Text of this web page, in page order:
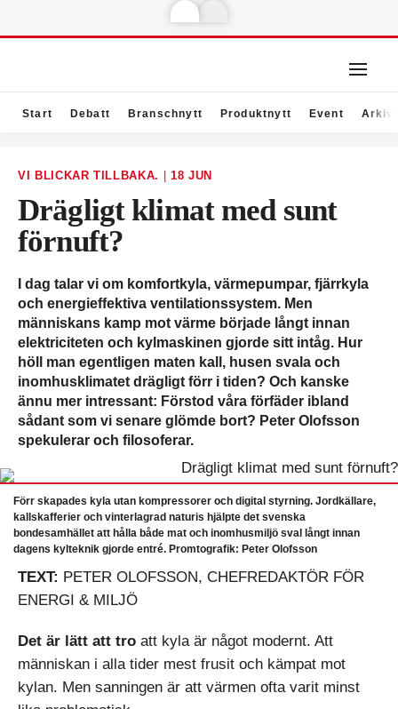
Start Debatt Branschnytt Produktnytt Event Arkiv
VI BLICKAR TILLBAKA. 18 JUN
Drägligt klimat med sunt
förnuft?
I dag talar vi om komfortkyla, värmepumpar, fjärrkyla
och energieffektiva ventilationssystem. Men
människans kamp mot värme började långt innan
elektriciteten och kylmaskinen gjorde sitt intåg. Hur
höll man egentligen maten kall, husen svala och
inomhusklimatet drägligt förr i tiden? Och kanske
ännu mer intressant: Förstod våra förfäder ibland
sådant som vi senare glömde bort? Peter Olofsson
spekulerar och filosoferar.
Förr skapades kyla utan kompressorer och digital styrning. Jordkällare,
kallskafferier och vinterlagrad naturis hjälpte det svenska
bondesamhället att hålla både mat och inomhusmiljö sval långt innan
dagens kylteknik gjorde entré. Promtografik: Peter Olofsson
TEXT: PETER OLOFSSON, CHEFREDAKTÖR FÖR
ENERGI & MILJÖ
Det är lätt att tro att kyla är något modernt. Att
människan i alla tider mest frusit och kämpat mot
kylan. Men sanningen är att värmen ofta varit minst